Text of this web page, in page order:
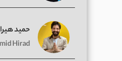
حمید
Hirad